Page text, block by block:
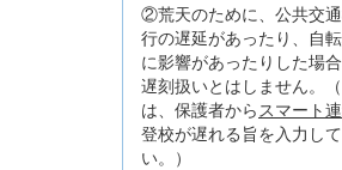
②荒天のために、公共交
行の遅延があったり、自
に影響があったりした場合
遅刻扱いとはしません。
は、保護者からスマート
登校が遅れる旨を入力し
い。）